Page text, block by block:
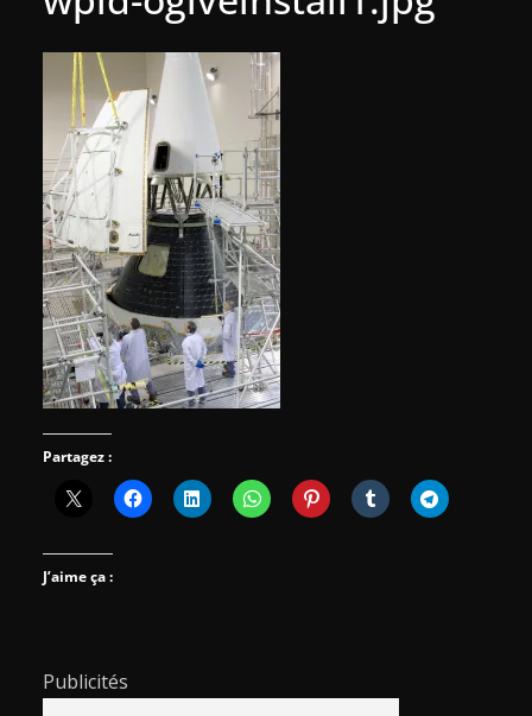
Partagez :
J’aime ça :
Publicités